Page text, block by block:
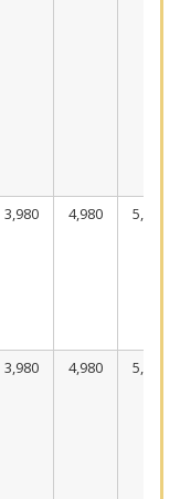
3,980 4,980 5,980
3,980 4,980 5,980